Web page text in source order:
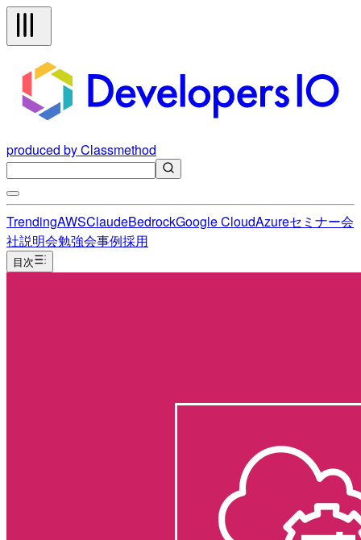
produced by Classmethod
TrendingAWSClaudeBedrockGoogle CloudAzureセミナー会
社説明会勉強会事例採用
目次